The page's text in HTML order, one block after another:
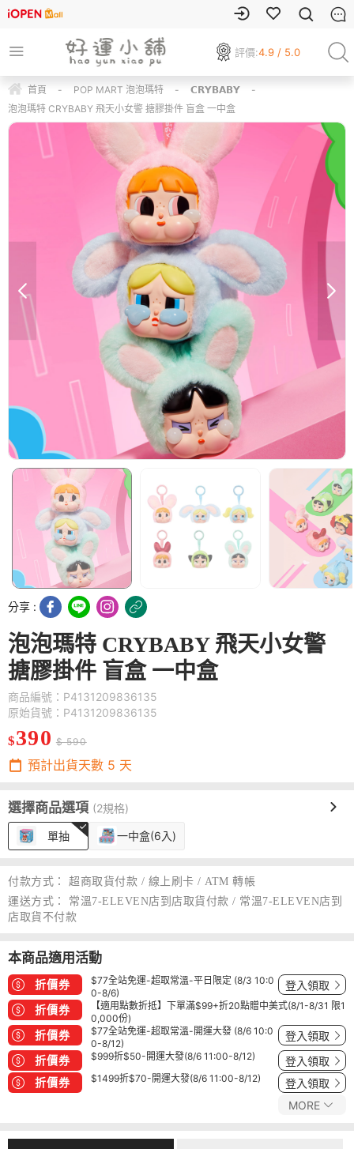
評價:4.9 / 5.0
首頁 - POP MART 泡泡瑪特 - 𝗖𝗥𝗬𝗕𝗔𝗕𝗬
-
泡泡瑪特 CRYBABY 飛天小女警 搪膠掛件 盲盒 一中盒
分享 :
泡泡瑪特 CRYBABY 飛天小女警
搪膠掛件 盲盒 一中盒
商品編號：P4131209836135
原始貨號：P4131209836135
$390 $ 590
預計出貨天數 5 天
選擇商品選項 (2規格)
單抽 一中盒(6入)
付款方式：
超商取貨付款 / 線上刷卡 / ATM 轉帳
運送方式：
常溫7-ELEVEN店到店取貨付款 / 常溫7-ELEVEN店到
店取貨不付款
本商品適用活動
折價券
$77全站免運-超取常溫-平日限定 (8/3 10:0
0-8/6)
登入領取
折價券
【適用點數折抵】下單滿$99+折20點贈中美式(8/1-8/31 限1
0,000份)
折價券
$77全站免運-超取常溫-開運大發 (8/6 10:0
0-8/12)
登入領取
折價券 $999折$50-開運大發(8/6 11:00-8/12) 登入領取
折價券 $1499折$70-開運大發(8/6 11:00-8/12) 登入領取
MORE